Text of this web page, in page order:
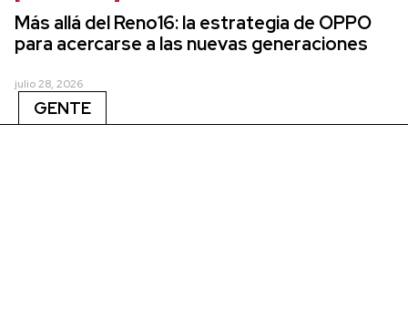
Más allá del Reno16: la estrategia de OPPO
para acercarse a las nuevas generaciones
julio 28, 2026
GENTE